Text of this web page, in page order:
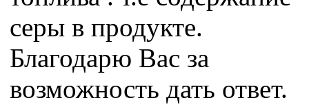
серы в продукте.
Благодарю Вас за
возможность дать ответ.